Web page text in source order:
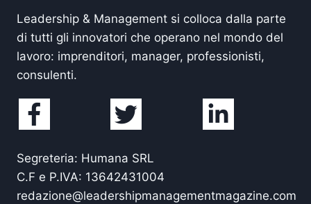
Leadership & Management si colloca dalla parte
di tutti gli innovatori che operano nel mondo del
lavoro: imprenditori, manager, professionisti,
consulenti.
Segreteria: Humana SRL
C.F e P.IVA: 13642431004
redazione@leadershipmanagementmagazine.com